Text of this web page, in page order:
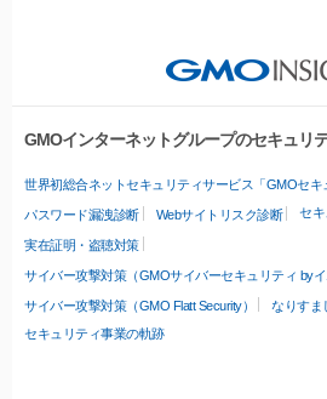
GMOインターネットグループのセキュリ
世界初総合ネットセキュリティサービス「GMOセキ
パスワード漏洩診断 Webサイトリスク診断 セキ
実在証明・盗聴対策
サイバー攻撃対策（GMOサイバーセキュリティ byイ
サイバー攻撃対策（GMO Flatt Security）
なりすま
セキュリティ事業の軌跡